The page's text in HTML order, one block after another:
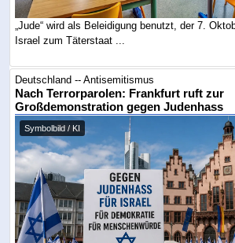
„Jude“ wird als Beleidigung benutzt, der 7.
Israel zum Täterstaat ...
Deutschland -- Antisemitismus
Nach Terrorparolen: Frankfurt ruft zur
Großdemonstration gegen Judenhass
Symbolbild / KI